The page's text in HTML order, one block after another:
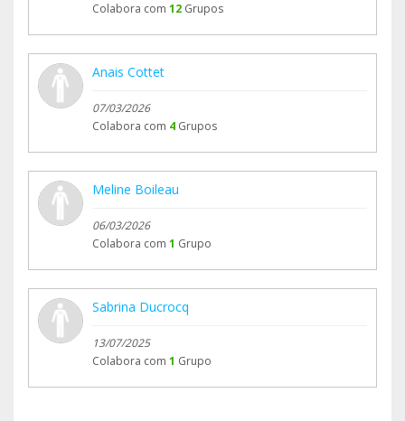
Colabora com 12 Grupos
Anais Cottet
07/03/2026
Colabora com 4 Grupos
Meline Boileau
06/03/2026
Colabora com 1 Grupo
Sabrina Ducrocq
13/07/2025
Colabora com 1 Grupo